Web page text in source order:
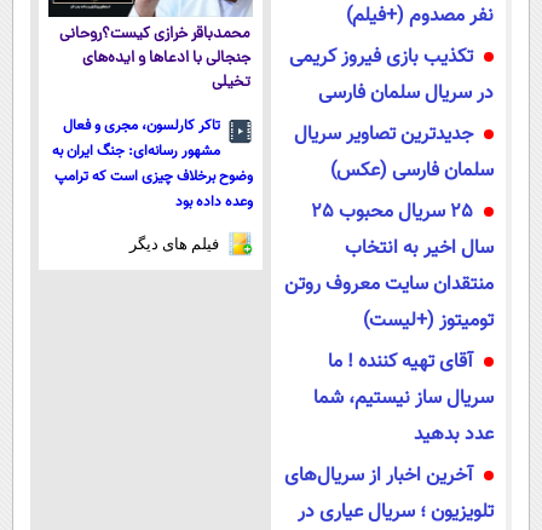
نفر مصدوم (+فیلم)
تکذیب بازی فیروز کریمی
در سریال سلمان فارسی
جدیدترین تصاویر سریال
سلمان فارسی (عکس)
25 سریال محبوب 25
سال اخیر به انتخاب
منتقدان سایت معروف روتن
تومیتوز (+لیست)
آقای تهیه کننده ! ما
سریال ساز نیستیم، شما
عدد بدهید
آخرین اخبار از سریال‌های
تلویزیون ؛ سریال عیاری در
محمدباقر خرازی کیست؟روحانی
جنجالی با ادعاها و ایده‌های
تخیلی
تاکر کارلسون، مجری و فعال
مشهور رسانه‌ای: جنگ ایران به
وضوح برخلاف چیزی است که ترامپ
وعده داده بود
فیلم های دیگر